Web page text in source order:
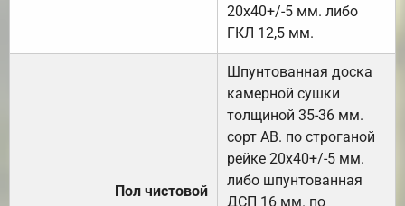
20х40+/-5 мм. либо
ГКЛ 12,5 мм.
Пол чистовой
Шпунтованная доска
камерной сушки
толщиной 35-36 мм.
сорт АВ. по строганой
рейке 20х40+/-5 мм.
либо шпунтованная
ДСП 16 мм. по